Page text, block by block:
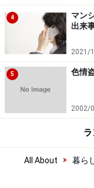
4
マン
出来
2021/
5 色情
2002/
All About > 暮ら